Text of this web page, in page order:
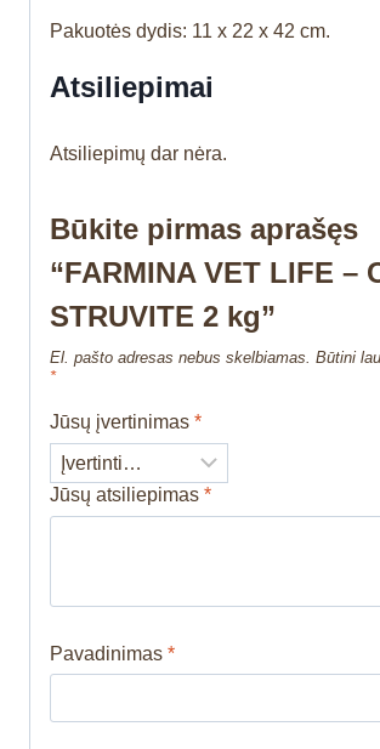
Pakuotės dydis: 11 x 22 x 42 cm.
Atsiliepimai
Atsiliepimų dar nėra.
Būkite pirmas aprašęs
“FARMINA VET LIFE –
STRUVITE 2 kg”
El. pašto adresas nebus skelbiamas. Būtini
*
Jūsų įvertinimas *
Jūsų atsiliepimas *
Pavadinimas *